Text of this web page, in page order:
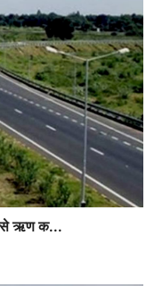
से ऋण क...